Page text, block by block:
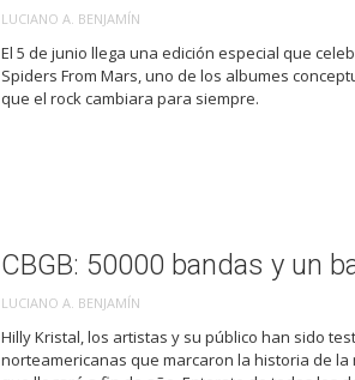
LUCIANO A. BENJAMÍN
El 5 de junio llega una edición especial que
Spiders From Mars, uno de los albumes
que el rock cambiara para siempre.
CBGB: 50000 bandas y un
LUCIANO A. BENJAMÍN
Hilly Kristal, los artistas y su público han sido
norteamericanas que marcaron la historia de la